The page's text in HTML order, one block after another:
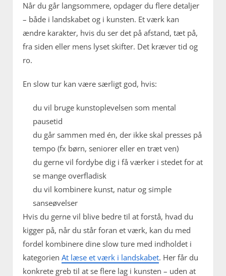
Når du går langsommere, opdager du flere detaljer
– både i landskabet og i kunsten. Et værk kan
ændre karakter, hvis du ser det på afstand, tæt på,
fra siden eller mens lyset skifter. Det kræver tid og
ro.
En slow tur kan være særligt god, hvis:
du vil bruge kunstoplevelsen som mental
pausetid
du går sammen med én, der ikke skal presses på
tempo (fx børn, seniorer eller en træt ven)
du gerne vil fordybe dig i få værker i stedet for at
se mange overfladisk
du vil kombinere kunst, natur og simple
sanseøvelser
Hvis du gerne vil blive bedre til at forstå, hvad du
kigger på, når du står foran et værk, kan du med
fordel kombinere dine slow ture med indholdet i
kategorien At læse et værk i landskabet. Her får du
konkrete greb til at se flere lag i kunsten – uden at